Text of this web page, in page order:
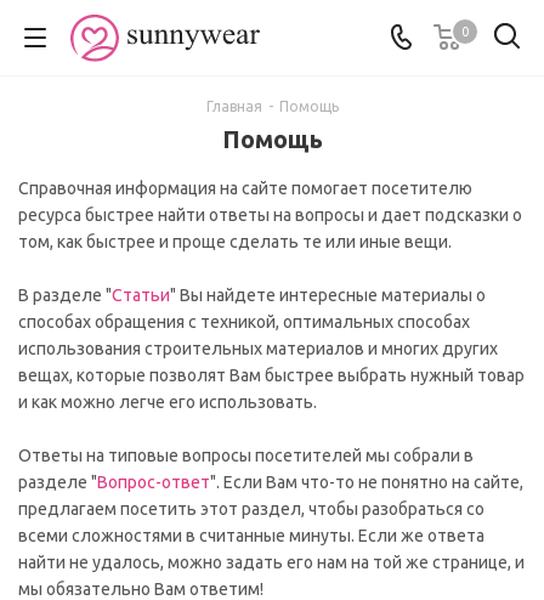
0
Главная - Помощь
Помощь
Справочная информация на сайте помогает посетителю
ресурса быстрее найти ответы на вопросы и дает подсказки о
том, как быстрее и проще сделать те или иные вещи.
В разделе "Статьи" Вы найдете интересные материалы о
способах обращения с техникой, оптимальных способах
использования строительных материалов и многих других
вещах, которые позволят Вам быстрее выбрать нужный товар
и как можно легче его использовать.
Ответы на типовые вопросы посетителей мы собрали в
разделе "Вопрос-ответ". Если Вам что-то не понятно на сайте,
предлагаем посетить этот раздел, чтобы разобраться со
всеми сложностями в считанные минуты. Если же ответа
найти не удалось, можно задать его нам на той же странице, и
мы обязательно Вам ответим!